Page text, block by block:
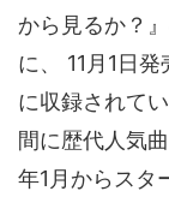
から見るか？
に、 11月1日
に収録されて
間に歴代人気
年1月からスタ